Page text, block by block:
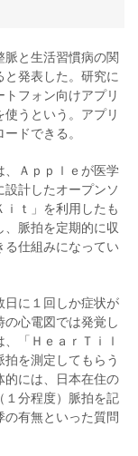
と生活習慣病の関
発表した。研究に
フォン向けアプリ
使うという。アプリ
ドできる。
、Ａｐｐｌｅが医学
計したオープンソ
ｔ」を利用したも
脈拍を定期的に収
仕組みになってい
日に１回しか症状が
心電図では発覚し
「ＨｅａｒＴｉｌ
を測定してもらう
的には、日本在住の
１分程度）脈拍を記
有無といった質問